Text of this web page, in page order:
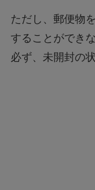
ただし、郵便物
することができ
必ず、未開封の